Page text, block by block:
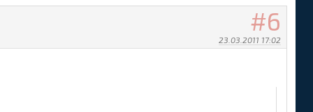
6
23.03.2011 17:02